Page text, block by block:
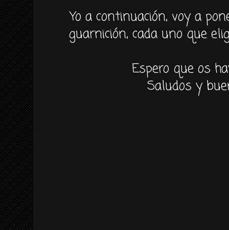
Yo a continuación, voy a
guarnición, cada uno que
Espero que os
Saludos y